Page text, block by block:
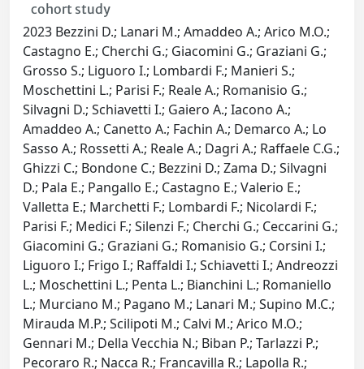
cohort study
2023 Bezzini D.; Lanari M.; Amaddeo A.; Arico M.O.;
Castagno E.; Cherchi G.; Giacomini G.; Graziani G.;
Grosso S.; Liguoro I.; Lombardi F.; Manieri S.;
Moschettini L.; Parisi F.; Reale A.; Romanisio G.;
Silvagni D.; Schiavetti I.; Gaiero A.; Iacono A.;
Amaddeo A.; Canetto A.; Fachin A.; Demarco A.; Lo
Sasso A.; Rossetti A.; Reale A.; Dagri A.; Raffaele C.G.;
Ghizzi C.; Bondone C.; Bezzini D.; Zama D.; Silvagni
D.; Pala E.; Pangallo E.; Castagno E.; Valerio E.;
Valletta E.; Marchetti F.; Lombardi F.; Nicolardi F.;
Parisi F.; Medici F.; Silenzi F.; Cherchi G.; Ceccarini G.;
Giacomini G.; Graziani G.; Romanisio G.; Corsini I.;
Liguoro I.; Frigo I.; Raffaldi I.; Schiavetti I.; Andreozzi
L.; Moschettini L.; Penta L.; Bianchini L.; Romaniello
L.; Murciano M.; Pagano M.; Lanari M.; Supino M.C.;
Mirauda M.P.; Scilipoti M.; Calvi M.; Arico M.O.;
Gennari M.; Della Vecchia N.; Biban P.; Tarlazzi P.;
Pecoraro R.; Nacca R.; Francavilla R.; Lapolla R.;